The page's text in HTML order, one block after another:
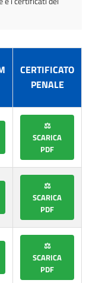
CERTIFICATO
PENALE
⚖️
SCARICA
PDF
⚖️
SCARICA
PDF
⚖️
SCARICA
PDF